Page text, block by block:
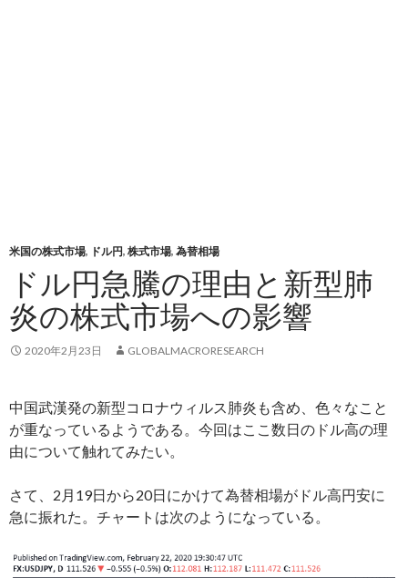
米国の株式市場, ドル円, 株式市場, 為替相場
ドル円急騰の理由と新型肺
炎の株式市場への影響
2020年2月23日 GLOBALMACRORESEARCH
中国武漢発の新型コロナウィルス肺炎も含め、色々なこと
が重なっているようである。今回はここ数日のドル高の理
由について触れてみたい。
さて、2月19日から20日にかけて為替相場がドル高円安に
急に振れた。チャートは次のようになっている。